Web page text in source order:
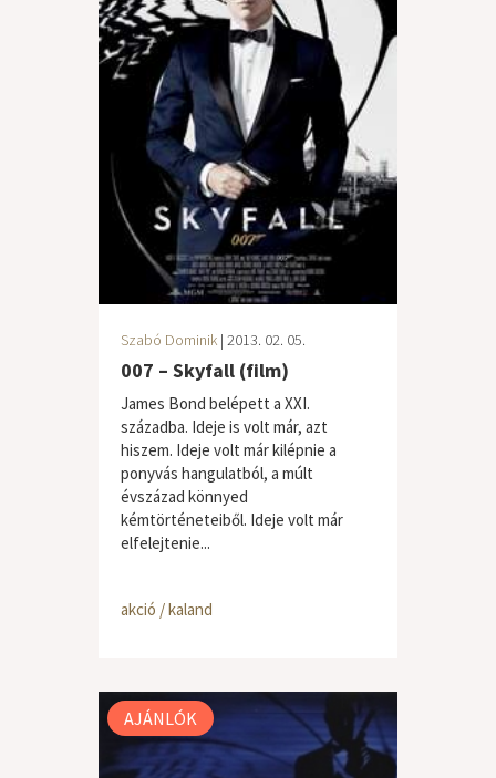
Szabó Dominik | 2013. 02. 05.
007 – Skyfall (film)
James Bond belépett a XXI.
századba. Ideje is volt már, azt
hiszem. Ideje volt már kilépnie a
ponyvás hangulatból, a múlt
évszázad könnyed
kémtörténeteiből. Ideje volt már
elfelejtenie...
akció / kaland
AJÁNLÓK